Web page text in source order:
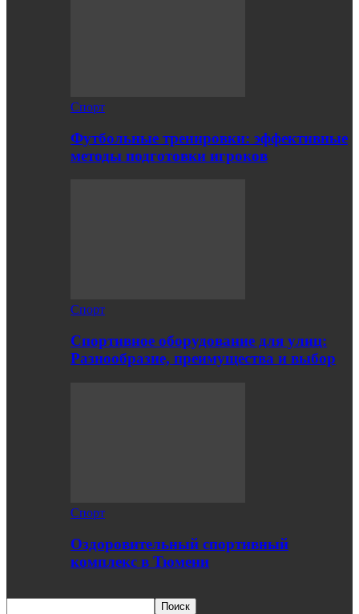
Спорт
Футбольные тренировки: эффективные
методы подготовки игроков
Спорт
Спортивное оборудование для улиц:
Разнообразие, преимущества и выбор
Спорт
Оздоровительный спортивный
комплекс в Тюмени